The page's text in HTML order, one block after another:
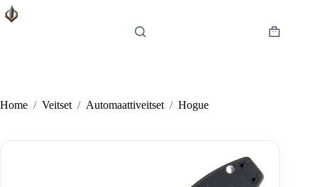
Skip
to
Shopping
Home / Veitset / Automaattiveitset / Hogue